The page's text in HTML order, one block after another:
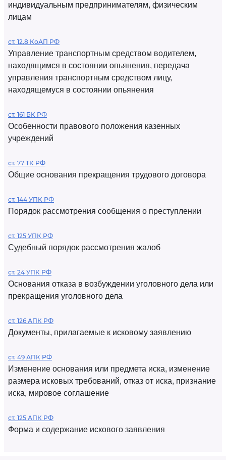
индивидуальным предпринимателям, физическим
лицам
ст. 12.8 КоАП РФ
Управление транспортным средством водителем,
находящимся в состоянии опьянения, передача
управления транспортным средством лицу,
находящемуся в состоянии опьянения
ст. 161 БК РФ
Особенности правового положения казенных
учреждений
ст. 77 ТК РФ
Общие основания прекращения трудового договора
ст. 144 УПК РФ
Порядок рассмотрения сообщения о преступлении
ст. 125 УПК РФ
Судебный порядок рассмотрения жалоб
ст. 24 УПК РФ
Основания отказа в возбуждении уголовного дела или
прекращения уголовного дела
ст. 126 АПК РФ
Документы, прилагаемые к исковому заявлению
ст. 49 АПК РФ
Изменение основания или предмета иска, изменение
размера исковых требований, отказ от иска, признание
иска, мировое соглашение
ст. 125 АПК РФ
Форма и содержание искового заявления